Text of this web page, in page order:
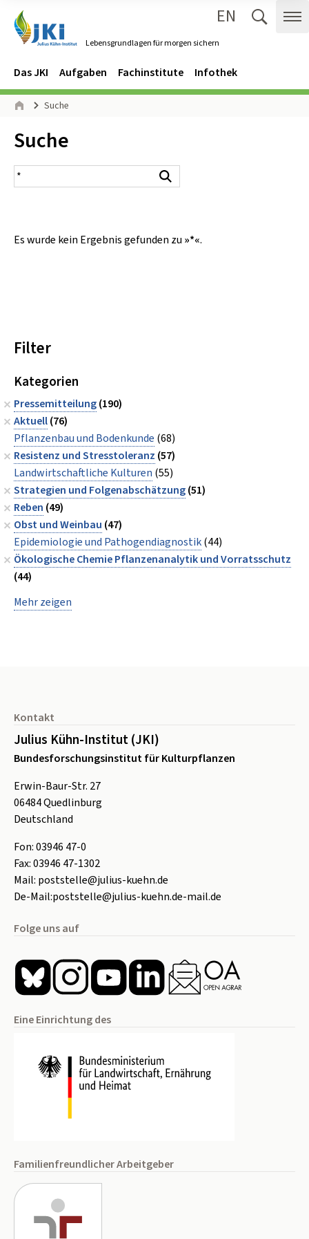
Lebensgrundlagen für morgen sichern
EN
Navigation
Hauptmenü
Das JKI Aufgaben Fachinstitute Infothek
Seitenpfad
Suche
Inhalt:
Suche
Suchergebnis
Es wurde kein Ergebnis gefunden zu »*«.
Filter
Kategorien
Pressemitteilung(190)
Aktuell(76)
Pflanzenbau und Bodenkunde (68)
Resistenz und Stresstoleranz (57)
Landwirtschaftliche Kulturen (55)
Strategien und Folgenabschätzung(51)
Reben (49)
Obst und Weinbau (47)
Epidemiologie und Pathogendiagnostik(44)
Ökologische Chemie Pflanzenanalytik und Vorratsschutz
(44)
Mehr zeigen
Kontakt
Julius Kühn-Institut (JKI)
Bundesforschungsinstitut für Kulturpflanzen
Erwin-Baur-Str. 27
06484Quedlinburg
Deutschland
Fon:03946 47-0
Fax:03946 47-1302
Mail: poststelle@julius-kuehn.de
De-Mail:poststelle@julius-kuehn.de-mail.de
Folge uns auf
Eine Einrichtung des
Familienfreundlicher Arbeitgeber